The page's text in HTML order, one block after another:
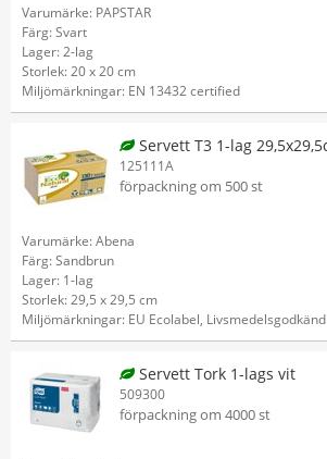
Varumärke: PAPSTAR
Färg: Svart
Lager: 2-lag
Storlek: 20 x 20 cm
Miljömärkningar: EN 13432 certified
Servett T3 1-lag
125111A
förpackning om 500 st
Varumärke: Abena
Färg: Sandbrun
Lager: 1-lag
Storlek: 29,5 x 29,5 cm
Miljömärkningar: EU Ecolabel, Livsmedelsgodkänd
Servett Tork 1-lags vit
509300
förpackning om 4000 st